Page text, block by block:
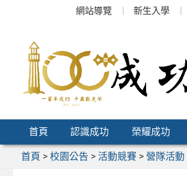
網站導覽 新生入學
首頁 認識成功 榮耀成功
首頁 > 校園公告 > 活動競賽> 營隊活動